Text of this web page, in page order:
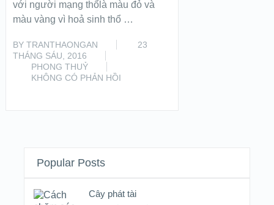
với người mạng thổlà màu đỏ và
màu vàng vì hoả sinh thổ …
BY TRANTHAONGAN
23
THÁNG SÁU, 2016
PHONG THUỶ
KHÔNG CÓ PHẢN HỒI
Popular Posts
Cây phát tài